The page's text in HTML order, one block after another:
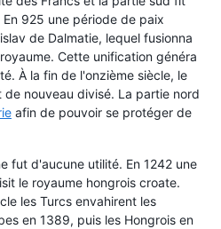
925 une période de paix
de Dalmatie, lequel fusionna
Cette unification généra
À la fin de l'onzième siècle, le
nouveau divisé. La partie nord
afin de pouvoir se protéger de
fut d'aucune utilité. En 1242 une
le royaume hongrois croate.
les Turcs envahirent les
en 1389, puis les Hongrois en